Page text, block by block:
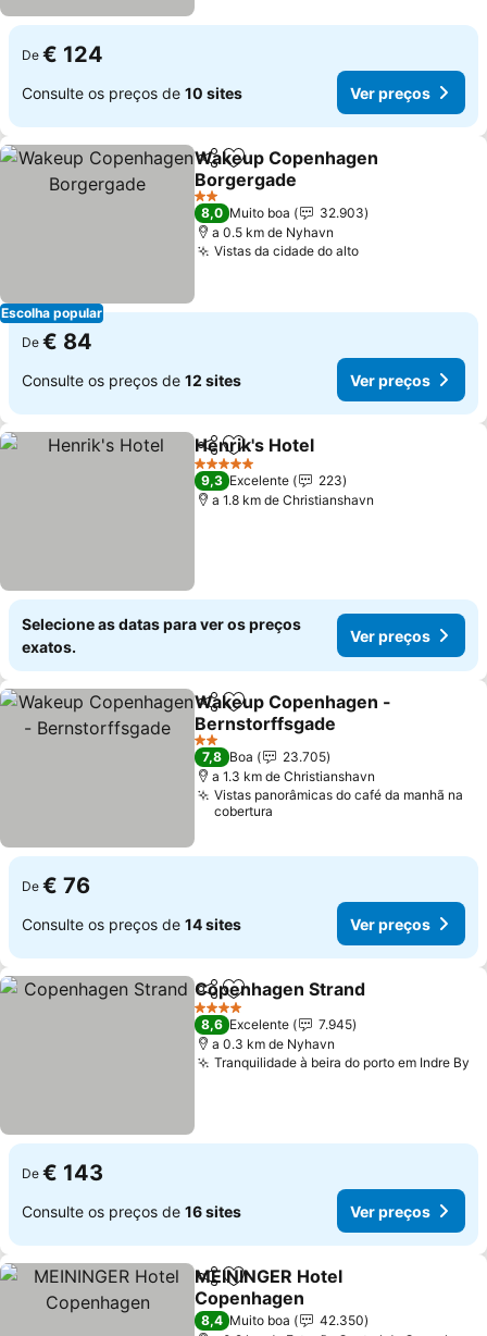
De € 124
Consulte os preços de 10 sites Ver preços
Escolha popular
PartilharAdicionar aos favoritos
Wakeup Copenhagen
Borgergade
Ver preços
2 Estrelas
8,0 Muito boa
32.903
a 0.5 km de Nyhavn
Vistas da cidade do altoVer preços
De € 84
Consulte os preços de 12 sites Ver preços
PartilharAdicionar aos favoritos
Henrik's Hotel
5 Estrelas
9,3 Excelente
223
a 1.8 km de Christianshavn
Selecione as datas para ver os preços
exatos.
Ver preços
PartilharAdicionar aos favoritos
Wakeup Copenhagen -
Bernstorffsgade
Ver preços
2 Estrelas
7,8 Boa
23.705
a 1.3 km de Christianshavn
Vistas panorâmicas do café da manhã na
cobertura
De € 76
Consulte os preços de 14 sites Ver preços
PartilharAdicionar aos favoritos
Copenhagen Strand
4 Estrelas
8,6 Excelente
7.945
a 0.3 km de Nyhavn
Tranquilidade à beira do porto em Indre By
De € 143
Consulte os preços de 16 sites Ver preços
PartilharAdicionar aos favoritos
MEININGER Hotel
Copenhagen
Ver preços
8,4 Muito boa
42.350